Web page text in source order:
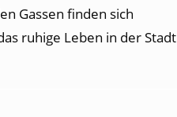
Gassen finden sich
ruhige Leben in der Stadt